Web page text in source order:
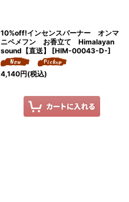
10%off!インセンスバーナー オンマ
ニペメフン お香立て Himalayan
sound【直送】
[HIM-00043-D-]
4,140円(税込)